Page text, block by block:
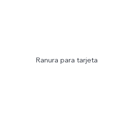
Ranura para tarjeta